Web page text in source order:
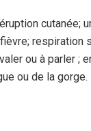
cutanée;
respiration
ou à parler ;
ou de la gorge.